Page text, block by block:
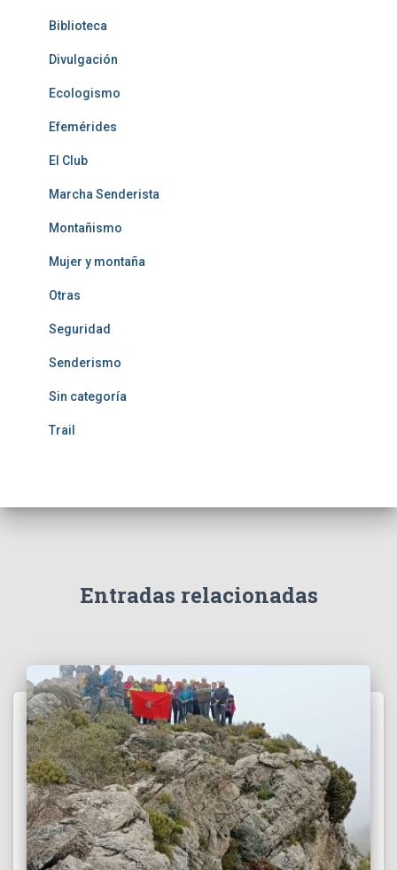
Biblioteca
Divulgación
Ecologismo
Efemérides
El Club
Marcha Senderista
Montañismo
Mujer y montaña
Otras
Seguridad
Senderismo
Sin categoría
Trail
Entradas relacionadas